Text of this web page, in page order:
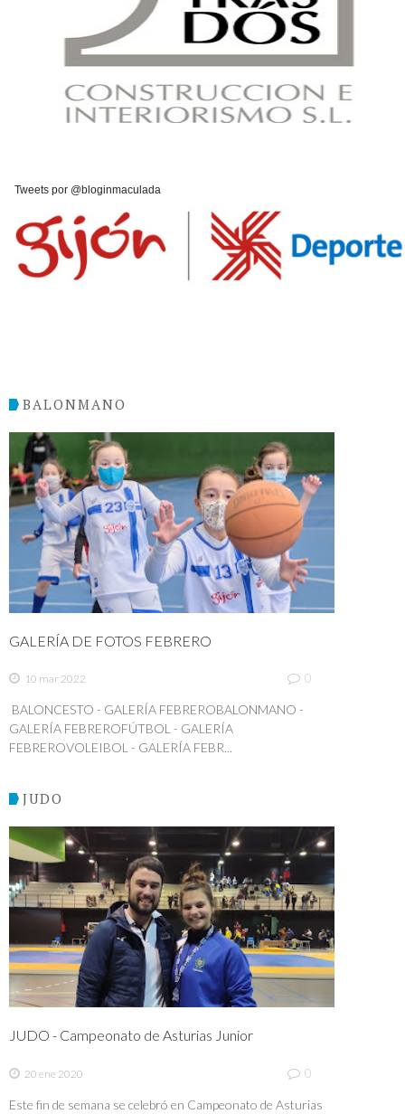
Tweets por @bloginmaculada
BALONMANO
GALERÍA DE FOTOS FEBRERO
10 mar 2022 0
BALONCESTO - GALERÍA FEBREROBALONMANO -
GALERÍA FEBREROFÚTBOL - GALERÍA
FEBREROVOLEIBOL - GALERÍA FEBR...
JUDO
JUDO - Campeonato de Asturias Junior
20 ene 2020 0
Este fin de semana se celebró en Campeonato de Asturias